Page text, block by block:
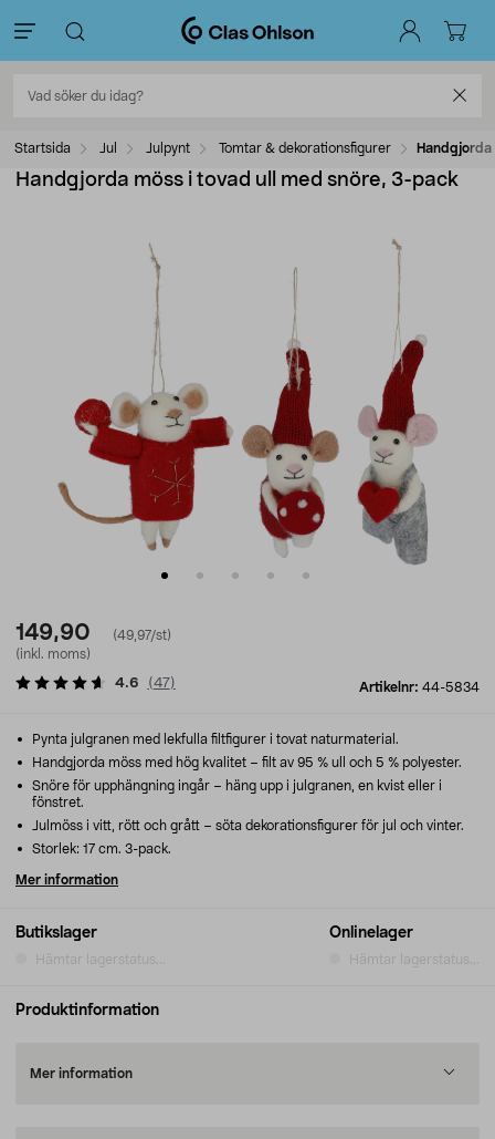
Startsida Jul Julpynt Tomtar & dekorationsfigurer
Handgjorda möss i tovad ull med snöre, 3-pack
149,90
(49,97/st)
(inkl. moms)
Artikelnr: 44-5834
4.6 (47)
Butikslager
Hämtar lagerstatus...
Onlinelager
Hämtar lagerstatus...
Pynta julgranen med lekfulla filtfigurer i tovat naturmaterial.
Handgjorda möss med hög kvalitet – filt av 95 % ull och 5 % polyester.
Snöre för upphängning ingår – häng upp i julgranen, en kvist eller i
fönstret.
Julmöss i vitt, rött och grått – söta dekorationsfigurer för jul och vinter.
Storlek: 17 cm. 3-pack.
Mer information
Produktinformation
Mer information